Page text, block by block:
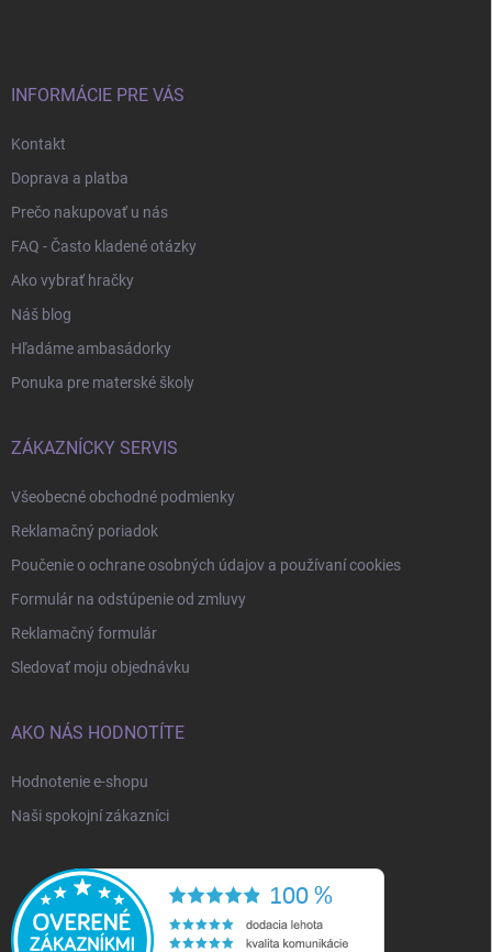
INFORMÁCIE PRE VÁS
Kontakt
Doprava a platba
Prečo nakupovať u nás
FAQ - Často kladené otázky
Ako vybrať hračky
Náš blog
Hľadáme ambasádorky
Ponuka pre materské školy
ZÁKAZNÍCKY SERVIS
Všeobecné obchodné podmienky
Reklamačný poriadok
Poučenie o ochrane osobných údajov a používaní cookies
Formulár na odstúpenie od zmluvy
Reklamačný formulár
Sledovať moju objednávku
AKO NÁS HODNOTÍTE
Hodnotenie e-shopu
Naši spokojní zákazníci